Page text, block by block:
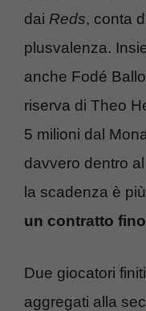
dai Reds, conta
plusvalenza.
anche Fodé
riserva di Theo
5 milioni dal
davvero dentro
la scadenza è
un contratto
Due giocatori
aggregati alla